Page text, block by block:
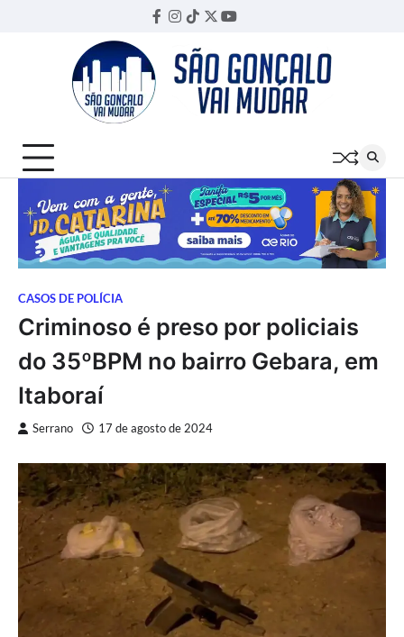
Facebook
Instagram
TikTok
TwitterYouTube
CASOS DE POLÍCIA
Criminoso é preso por policiais
do 35ºBPM no bairro Gebara, em
Itaboraí
Serrano 17 de agosto de 2024